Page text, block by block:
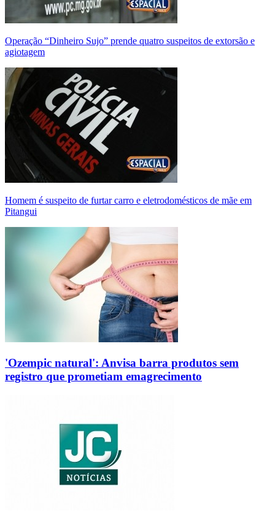
Operação “Dinheiro Sujo” prende quatro suspeitos de extorsão e
agiotagem
Homem é suspeito de furtar carro e eletrodomésticos de mãe em
Pitangui
'Ozempic natural': Anvisa barra produtos sem
registro que prometiam emagrecimento